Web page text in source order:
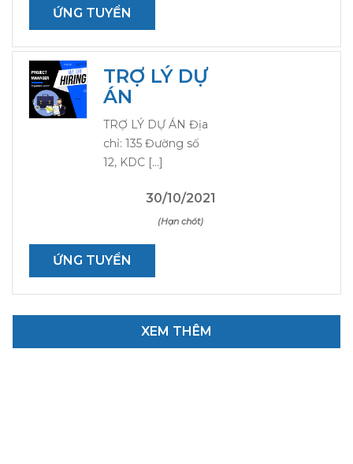
ỨNG TUYỂN
TRỢ LÝ DỰ
ÁN
TRỢ LÝ DỰ ÁN Địa
chỉ: 135 Đường số
12, KDC […]
30/10/2021
(Hạn chót)
ỨNG TUYỂN
XEM THÊM